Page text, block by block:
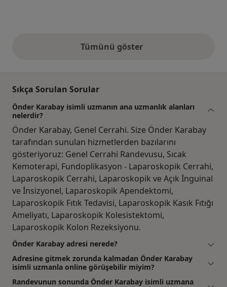
Tümünü gösteryukarıdaki görüşler
Sıkça Sorulan Sorular
Önder Karabay isimli uzmanın ana uzmanlık alanları
nelerdir?
Önder Karabay, Genel Cerrahi. Size Önder Karabay
tarafından sunulan hizmetlerden bazılarını
gösteriyoruz: Genel Cerrahi Randevusu, Sıcak
Kemoterapi, Fundoplikasyon - Laparoskopik Cerrahi,
Laparoskopik Cerrahi, Laparoskopik ve Açık İnguinal
ve İnsizyonel, Laparoskopik Apendektomi,
Laparoskopik Fıtık Tedavisi, Laparoskopik Kasık Fıtığı
Ameliyatı, Laparoskopik Kolesistektomi,
Laparoskopik Kolon Rezeksiyonu.
Önder Karabay adresi nerede?
Adresine gitmek zorunda kalmadan Önder Karabay
isimli uzmanla online görüşebilir miyim?
Randevunun sonunda Önder Karabay isimli uzmana